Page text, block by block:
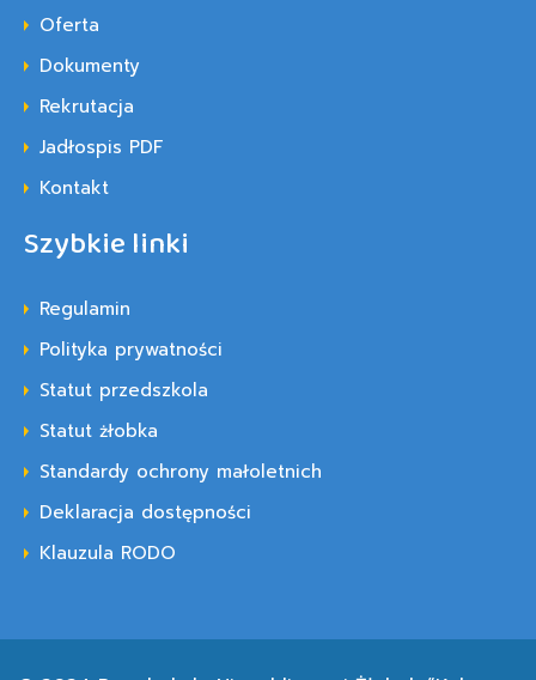
Oferta
Dokumenty
Rekrutacja
Jadłospis PDF
Kontakt
Szybkie linki
Regulamin
Polityka prywatności
Statut przedszkola
Statut żłobka
Standardy ochrony małoletnich
Deklaracja dostępności
Klauzula RODO